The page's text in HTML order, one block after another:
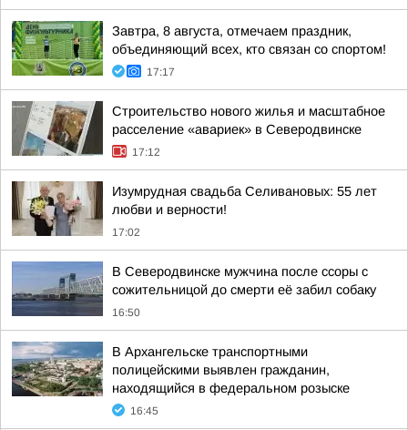
Завтра, 8 августа, отмечаем праздник,
объединяющий всех, кто связан со спортом!
17:17
Строительство нового жилья и масштабное
расселение «авариек» в Северодвинске
17:12
Изумрудная свадьба Селивановых: 55 лет
любви и верности!
17:02
В Северодвинске мужчина после ссоры с
сожительницой до смерти её забил собаку
16:50
В Архангельске транспортными
полицейскими выявлен гражданин,
находящийся в федеральном розыске
16:45